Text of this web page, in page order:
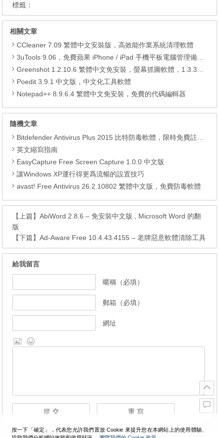
標籤：
相關文章
CCleaner 7.09 繁體中文安裝版，高效能作業系統清理軟體
3uTools 9.06，免費蘋果 iPhone / iPad 手機平板電腦管理備份還原軟體
Greenshot 1.2.10.6 繁體中文免安裝，螢幕抓圖軟體，1.3.315 安裝版
Poedit 3.9.1 中文版，中文化工具軟體
Notepad++ 8.9.6.4 繁體中文免安裝，免費的代碼編輯器
隨機文章
Bitdefender Antivirus Plus 2015 比特防毒軟體，限時免費註冊碼
英文縮寫指南
EasyCapture Free Screen Capture 1.0.0 中文版
讓Windows XP運行得更爲流暢的設置技巧
avast! Free Antivirus 26.2.10802 繁體中文版，免費防毒軟體
【上篇】AbiWord 2.8.6 – 免安裝中文版 , Microsoft Word 的翻
版
【下篇】Ad-Aware Free 10.4.43.4155 – 老牌惡意軟體清除工具
給我留言
暱稱（必填）
郵箱（必填）
網址
按一下「確定」，代表您允許我們置放 Cookie 來提升您在本網站上的使用體驗、